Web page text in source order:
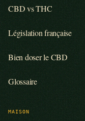
CBD vs THC
Législation française
Bien doser le CBD
Glossaire
MAISON